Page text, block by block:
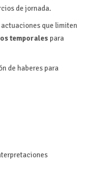
de jornada.
que limiten
temporales para
de haberes para